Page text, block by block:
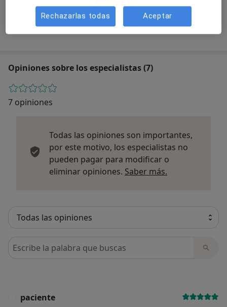
Loveyourself
Carrer Diputació 266, Barcelona 08007
Opiniones sobre los especialistas (7)
7 opiniones
Todas las opiniones son importantes,
por este motivo, los especialistas no
pueden pagar para modificar o
eliminar opiniones. Saber más.
Busca en opiniones
paciente
Rechazarlas todas Aceptar